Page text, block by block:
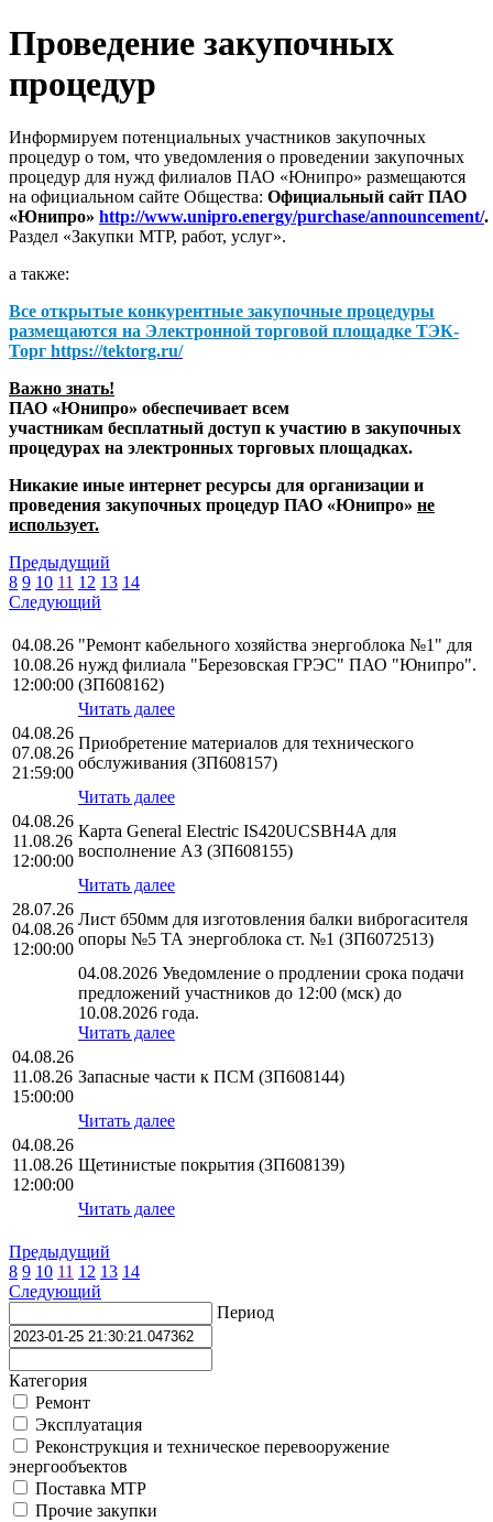
Проведение закупочных
процедур
Информируем потенциальных участников закупочных
процедур о том, что уведомления о проведении закупочных
процедур для нужд филиалов ПАО «Юнипро» размещаются
на официальном сайте Общества: Официальный сайт ПАО
«Юнипро» http://www.unipro.energy/purchase/announcement/.
Раздел «Закупки МТР, работ, услуг».
а также:
Все открытые конкурентные закупочные процедуры
размещаются на Электронной торговой площадке ТЭК-
Торг https://tektorg.ru/
Важно знать!
ПАО «Юнипро» обеспечивает всем
участникам бесплатный доступ к участию в закупочных
процедурах на электронных торговых площадках.
Никакие иные интернет ресурсы для организации и
проведения закупочных процедур ПАО «Юнипро» не
использует.
Предыдущий
8 9 10 11 12 13 14
Следующий
04.08.26
10.08.26
12:00:00
"Ремонт кабельного хозяйства энергоблока №1" для
нужд филиала "Березовская ГРЭС" ПАО "Юнипро".
(ЗП608162)
Читать далее
04.08.26
07.08.26
21:59:00
Приобретение материалов для технического
обслуживания (ЗП608157)
Читать далее
04.08.26
11.08.26
12:00:00
Карта General Electric IS420UCSBH4A для
восполнение АЗ (ЗП608155)
Читать далее
28.07.26
04.08.26
12:00:00
Лист б50мм для изготовления балки виброгасителя
опоры №5 ТА энергоблока ст. №1 (ЗП6072513)
04.08.2026 Уведомление о продлении срока подачи
предложений участников до 12:00 (мск) до
10.08.2026 года.
Читать далее
04.08.26
11.08.26
15:00:00
Запасные части к ПСМ (ЗП608144)
Читать далее
04.08.26
11.08.26
12:00:00
Щетинистые покрытия (ЗП608139)
Читать далее
Предыдущий
8 9 10 11 12 13 14
Следующий
Период
Категория
Ремонт
Эксплуатация
Реконструкция и техническое перевооружение
энергообъектов
Поставка МТР
Прочие закупки